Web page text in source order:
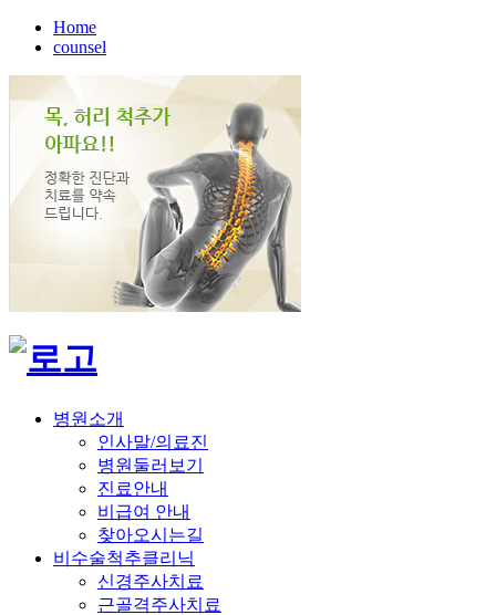
Home
counsel
병원소개
인사말/의료진
병원둘러보기
진료안내
비급여 안내
찾아오시는길
비수술척추클리닉
신경주사치료
근골격주사치료